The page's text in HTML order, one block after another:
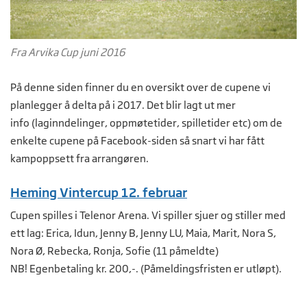
Fra Arvika Cup juni 2016
På denne siden finner du en oversikt over de cupene vi
planlegger å delta på i 2017. Det blir lagt ut mer
info (laginndelinger, oppmøtetider, spilletider etc) om de
enkelte cupene på Facebook-siden så snart vi har fått
kampoppsett fra arrangøren.
Heming Vintercup 12. februar
Cupen spilles i Telenor Arena. Vi spiller sjuer og stiller med
ett lag: Erica, Idun, Jenny B, Jenny LU, Maia, Marit, Nora S,
Nora Ø, Rebecka, Ronja, Sofie (11 påmeldte)
NB! Egenbetaling kr. 200,-. (Påmeldingsfristen er utløpt).